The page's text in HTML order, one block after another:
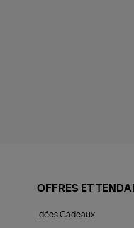
OFFRES ET
Idées Cadeaux